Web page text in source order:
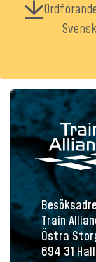
Train
Östra
694 31